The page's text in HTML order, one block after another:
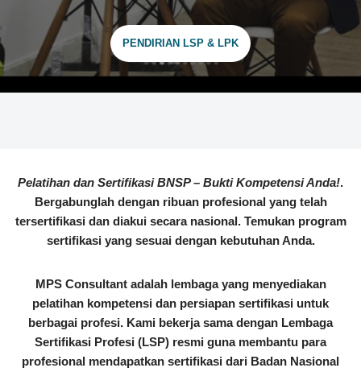
PENDIRIAN LSP & LPK
Pelatihan dan Sertifikasi BNSP – Bukti Kompetensi Anda!.
Bergabunglah dengan ribuan profesional yang telah
tersertifikasi dan diakui secara nasional. Temukan program
sertifikasi yang sesuai dengan kebutuhan Anda.
MPS Consultant adalah lembaga yang menyediakan
pelatihan kompetensi dan persiapan sertifikasi untuk
berbagai profesi. Kami bekerja sama dengan Lembaga
Sertifikasi Profesi (LSP) resmi guna membantu para
profesional mendapatkan sertifikasi dari Badan Nasional